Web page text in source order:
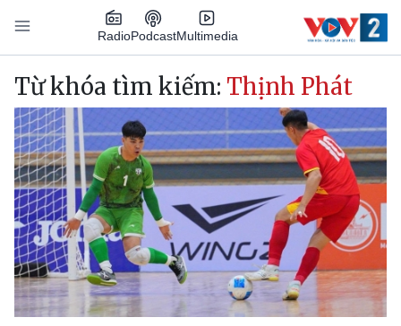
Nhảy đến nội dung
RadioPodcastMultimedia
Main navigation
Từ khóa tìm kiếm: Thịnh Phát